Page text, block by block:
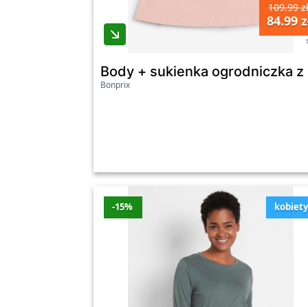
Długa koszulka z okrągłym dekoltem i
Bonprix
Garnitur z przewiewnej mieszanki lnu
Kurtka pikowana, hybrydowa, z różnych
Kurtka skórzana ze skóry jagnięcej nappa
Kurtka typu biker ze skóry jagnięcej nappa
Ostatnia aktualizacja promocji: piątek,
109.99
84.99
Body + sukienka ogrodniczka
Bonprix
kobiety
-15%